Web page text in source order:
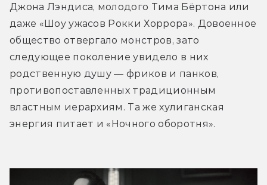
Джона Лэндиса, молодого Тима Бёртона или
даже «Шоу ужасов Рокки Хоррора». Довоенное
общество отвергало монстров, зато
следующее поколение увидело в них
родственную душу — фриков и панков,
противопоставленных традиционным
властным иерархиям. Та же хулиганская
энергия питает и «Ночного оборотня».